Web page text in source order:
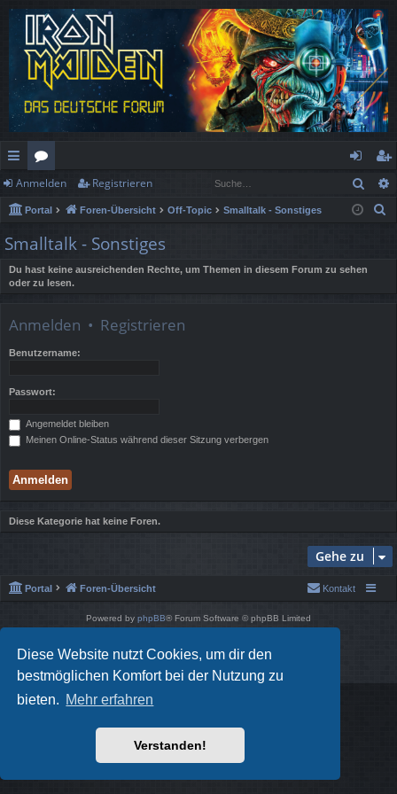
Diese Website nutzt Cookies, um dir den
bestmöglichen Komfort bei der Nutzung zu
bieten. Mehr erfahren
Verstanden!
ch
ne
llz
ug
f
or
en
n
m
de
eg
ist
Anmelden Registrieren
Portal Foren-Übersicht Off-Topic Smalltalk - Sonstiges
Smalltalk - Sonstiges
Du hast keine ausreichenden Rechte, um Themen in diesem Forum zu sehen
oder zu lesen.
Anmelden • Registrieren
Benutzername:
Passwort:
Angemeldet bleiben
Meinen Online-Status während dieser Sitzung verbergen
Diese Kategorie hat keine Foren.
Gehe zu
Portal Foren-Übersicht Kontakt
Powered by phpBB® Forum Software © phpBB Limited
Deutsche Übersetzung durchphpBB.de